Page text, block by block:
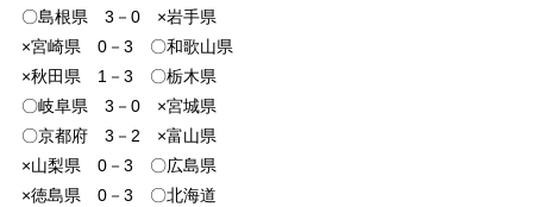
〇島根県 3－0 ×岩手県
×宮崎県 0－3 〇和歌山県
×秋田県 1－3 〇栃木県
〇岐阜県 3－0 ×宮城県
〇京都府 3－2 ×富山県
×山梨県 0－3 〇広島県
×徳島県 0－3 〇北海道